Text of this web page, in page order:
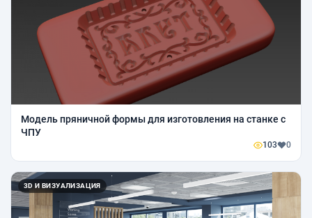
Модель пряничной формы для изготовления на станке с
ЧПУ
103 0
3D И ВИЗУАЛИЗАЦИЯ